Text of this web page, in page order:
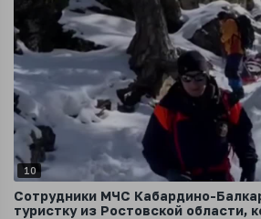
10
Сотрудники МЧС Кабардино-
туристку из Ростовской области,